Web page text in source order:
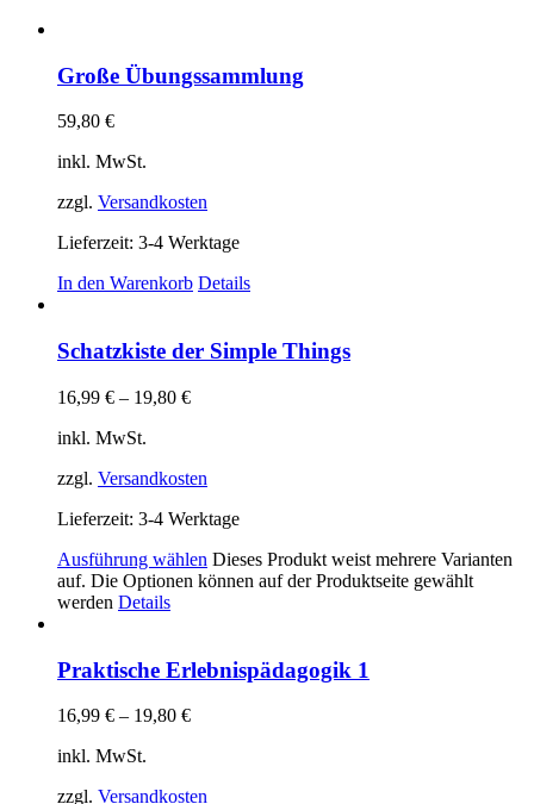
Große Übungssammlung
59,80 €
inkl. MwSt.
zzgl. Versandkosten
Lieferzeit: 3-4 Werktage
In den Warenkorb Details
Schatzkiste der Simple Things
16,99 € – 19,80 €
inkl. MwSt.
zzgl. Versandkosten
Lieferzeit: 3-4 Werktage
Ausführung wählen Dieses Produkt weist mehrere Varianten
auf. Die Optionen können auf der Produktseite gewählt
werden Details
Praktische Erlebnispädagogik 1
16,99 € – 19,80 €
inkl. MwSt.
zzgl. Versandkosten